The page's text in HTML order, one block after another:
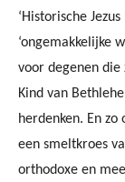
‘Historische
‘ongemakkelijke
voor degenen
Kind van
herdenken. En
een smeltkroes
orthodoxe en